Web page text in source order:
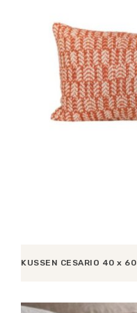
KUSSEN CESARIO 40 x 60